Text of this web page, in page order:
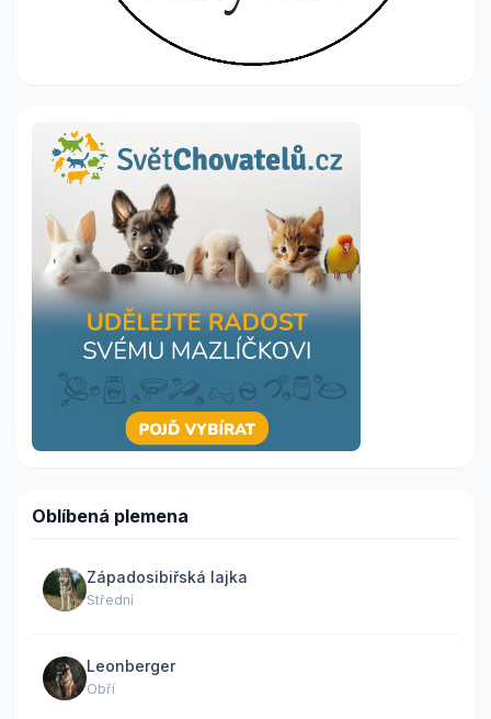
Oblíbená plemena
Západosibiřská lajka
Střední
Leonberger
Obří